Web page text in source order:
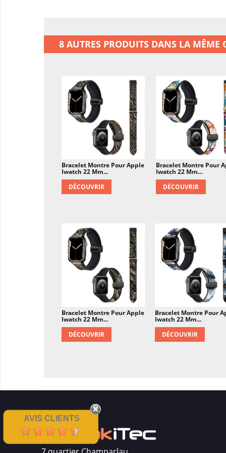
8 AUTRES PRODUITS DANS LA MÊME
Bracelet Montre Pour Apple
Iwatch 22 Mm...
DÉCOUVRIR
Bracelet Montre Pour
Iwatch 22 Mm...
DÉCOUVRIR
Bracelet Montre Pour Apple
Iwatch 22 Mm...
DÉCOUVRIR
Bracelet Montre Pour
Iwatch 22 Mm...
DÉCOUVRIR
AVIS CLIENTS